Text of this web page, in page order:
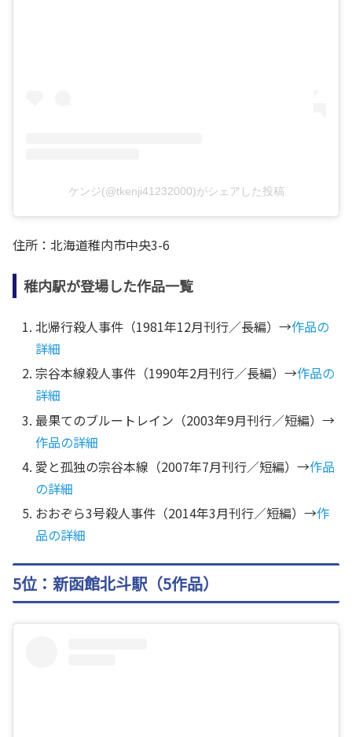
ケンジ(@tkenji41232000)がシェアした投稿
住所：北海道稚内市中央3-6
稚内駅が登場した作品一覧
北帰行殺人事件（1981年12月刊行／長編）→作品の
詳細
宗谷本線殺人事件（1990年2月刊行／長編）→作品の
詳細
最果てのブルートレイン（2003年9月刊行／短編）→
作品の詳細
愛と孤独の宗谷本線（2007年7月刊行／短編）→作品
の詳細
おおぞら3号殺人事件（2014年3月刊行／短編）→作
品の詳細
5位：新函館北斗駅（5作品）